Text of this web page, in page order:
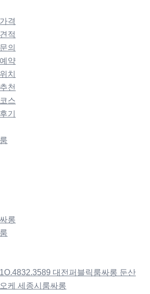
격
적
의
약
치
천
스
기
롱
대전퍼블릭룸싸롱 둔산
케 세종시룸싸롱